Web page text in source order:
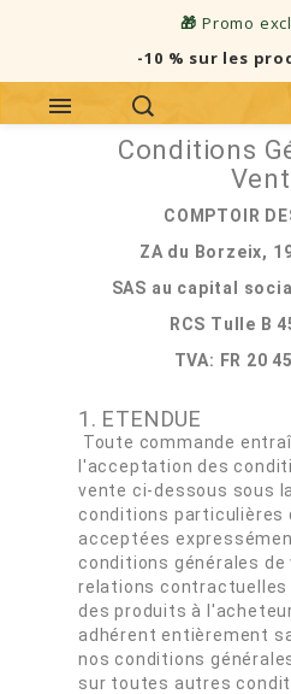
🎁 Promo
-10 % sur les
Conditions
COMPTOIR
ZA du Borzeix,
SAS au capital
RCS Tulle B
TVA: FR 20
1. ETENDUE
Toute commande
l'acceptation des
vente ci-dessous sous
conditions particulières
acceptées
conditions générales
relations contractuelles
des produits à
adhérent entièrement
nos conditions
sur toutes autres